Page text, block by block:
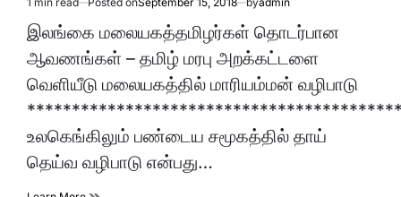
Estimated
read
time
இலங்கை மலையகத்தமிழர்கள் தொடர்பான
ஆவணங்கள் – தமிழ் மரபு அறக்கட்டளை
வெளியீடு மலையகத்தில் மாரியம்மன் வழிபாடு
உலகெங்கிலும் பண்டைய சமூகத்தில் தாய்
தெய்வ வழிபாடு என்பது…